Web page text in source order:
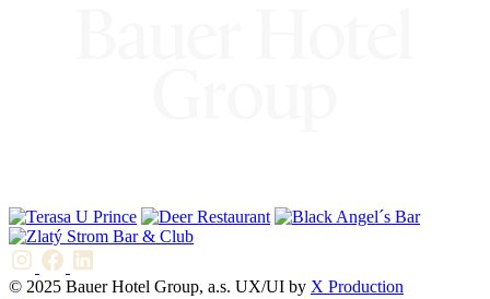
© 2025 Bauer Hotel Group, a.s. UX/UI by X Production